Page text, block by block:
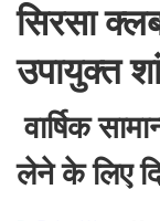
सिरसा
उपायुक्त
वार्षिक
लेने के लिए